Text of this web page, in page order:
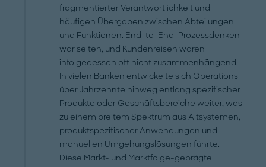
fragmentierter Verantwortlichkeit und
häufigen Übergaben zwischen Abteilungen
und Funktionen. End-to-End-Prozessdenken
war selten, und Kundenreisen waren
infolgedessen oft nicht zusammenhängend.
In vielen Banken entwickelte sich Operations
über Jahrzehnte hinweg entlang spezifischer
Produkte oder Geschäftsbereiche weiter, was
zu einem breitem Spektrum aus Altsystemen,
produktspezifischer Anwendungen und
manuellen Umgehungslösungen führte.
Diese Markt- und Marktfolge-geprägte